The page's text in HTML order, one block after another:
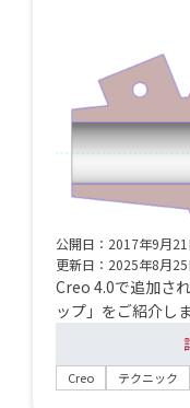
公開日：2017年9月21
更新日：2025年8月25
Creo 4.0で追加さ
ップ」をご紹介しま
Creo テクニック